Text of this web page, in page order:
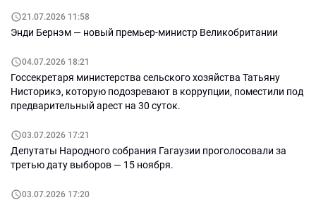
21.07.2026 11:58
Энди Бернэм — новый премьер-министр Великобритании
04.07.2026 18:21
Госсекретаря министерства сельского хозяйства Татьяну
Нисторикэ, которую подозревают в коррупции, поместили под
предварительный арест на 30 суток.
03.07.2026 17:21
Депутаты Народного собрания Гагаузии проголосовали за
третью дату выборов — 15 ноября.
03.07.2026 17:20